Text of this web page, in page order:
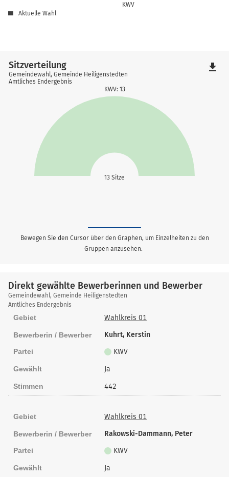
KWV
Aktuelle Wahl
13 Sitze
KWV: 13
Sitzverteilung
Gemeindewahl, Gemeinde Heiligenstedten
Amtliches Endergebnis
file_download
Bewegen Sie den Cursor über den Graphen, um Einzelheiten zu den
Gruppen anzusehen.
Direkt gewählte Bewerberinnen und Bewerber
Direkt
gewählte
Bewerberinnen
Bewerber
Gemeindewahl, Gemeinde Heiligenstedten
Amtliches Endergebnis
Gebiet Wahlkreis 01
Bewerberin / Bewerber Kuhrt, Kerstin
Partei KWV
Gewählt Ja
Stimmen 442
Gebiet Wahlkreis 01
Bewerberin / Bewerber Rakowski-Dammann, Peter
Partei KWV
Gewählt Ja